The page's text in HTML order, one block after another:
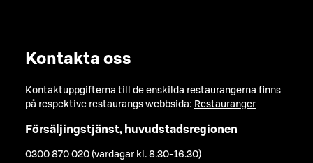
Kontakta oss
Kontaktuppgifterna till de enskilda restaurangerna finns
på respektive restaurangs webbsida: Restauranger
Försäljingstjänst, huvudstadsregionen
0300 870 020 (vardagar kl. 8.30-16.30)